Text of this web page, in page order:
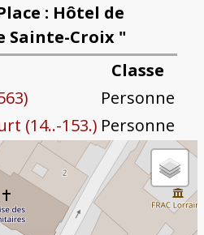
: Hôtel de
Sainte-Croix "
Classe
Personne
(14..-153.) Personne